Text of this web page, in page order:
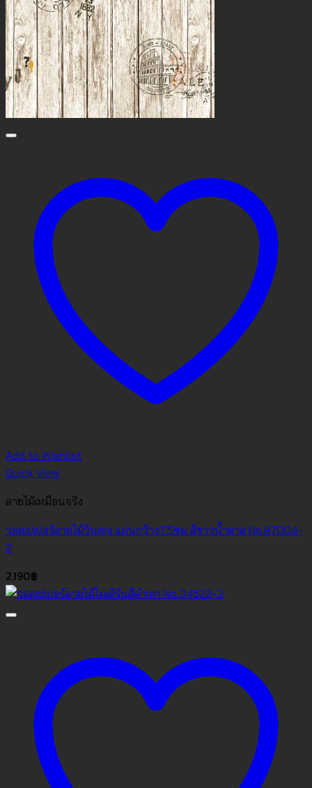
Add to Wishlist
Quick View
ลายไม้เหมือนจริง
วอลเปเปอร์ลายไม้วินเทจ แผ่นกว้าง7.5ซม สีขาวน้ำตาล No.87004-
2
2,190฿